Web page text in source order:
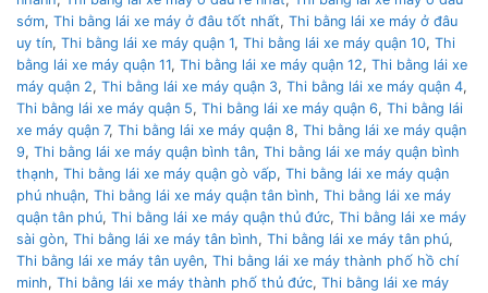
sớm, Thi bằng lái xe máy ở đâu tốt nhất, Thi bằng lái xe máy ở đâu
uy tín, Thi bằng lái xe máy quận 1, Thi bằng lái xe máy quận 10, Thi
bằng lái xe máy quận 11, Thi bằng lái xe máy quận 12, Thi bằng lái xe
máy quận 2, Thi bằng lái xe máy quận 3, Thi bằng lái xe máy quận 4,
Thi bằng lái xe máy quận 5, Thi bằng lái xe máy quận 6, Thi bằng lái
xe máy quận 7, Thi bằng lái xe máy quận 8, Thi bằng lái xe máy quận
9, Thi bằng lái xe máy quận bình tân, Thi bằng lái xe máy quận bình
thạnh, Thi bằng lái xe máy quận gò vấp, Thi bằng lái xe máy quận
phú nhuận, Thi bằng lái xe máy quận tân bình, Thi bằng lái xe máy
quận tân phú, Thi bằng lái xe máy quận thủ đức, Thi bằng lái xe máy
sài gòn, Thi bằng lái xe máy tân bình, Thi bằng lái xe máy tân phú,
Thi bằng lái xe máy tân uyên, Thi bằng lái xe máy thành phố hồ chí
minh, Thi bằng lái xe máy thành phố thủ đức, Thi bằng lái xe máy